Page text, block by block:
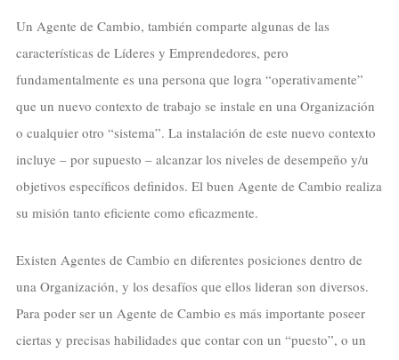
Un Agente de Cambio, también comparte algunas de las
características de Líderes y Emprendedores, pero
fundamentalmente es una persona que logra “operativamente”
que un nuevo contexto de trabajo se instale en una Organización
o cualquier otro “sistema”. La instalación de este nuevo contexto
incluye – por supuesto – alcanzar los niveles de desempeño y/u
objetivos específicos definidos. El buen Agente de Cambio realiza
su misión tanto eficiente como eficazmente.
Existen Agentes de Cambio en diferentes posiciones dentro de
una Organización, y los desafíos que ellos lideran son diversos.
Para poder ser un Agente de Cambio es más importante poseer
ciertas y precisas habilidades que contar con un “puesto”, o un